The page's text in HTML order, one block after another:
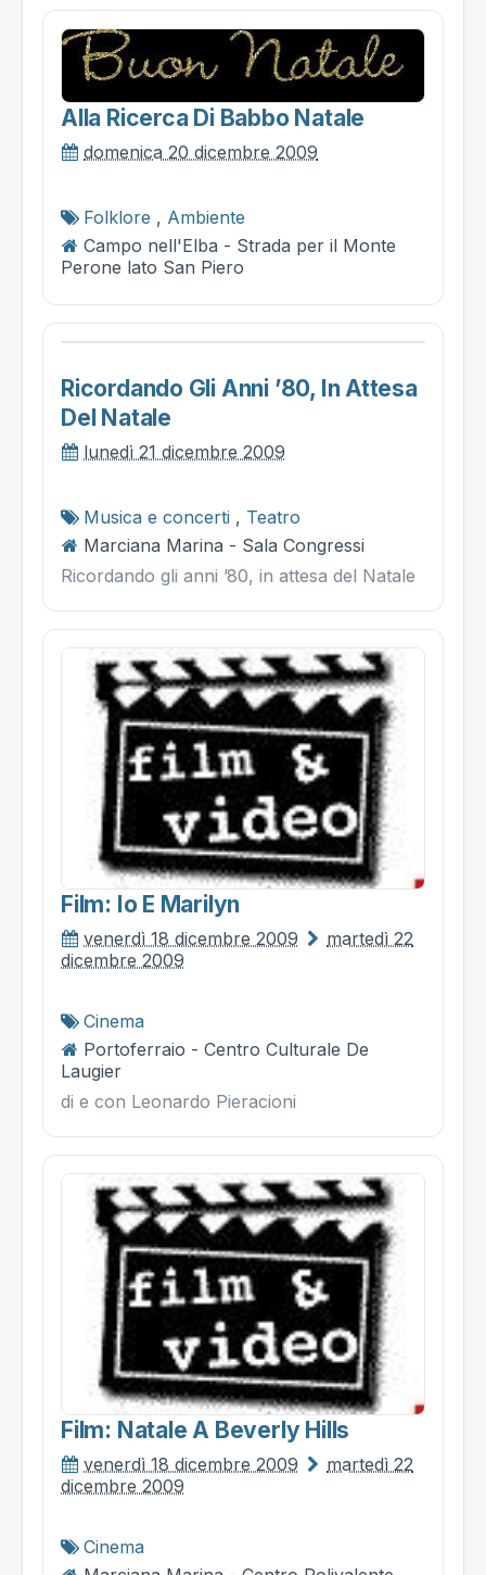
Alla Ricerca Di Babbo Natale
domenica 20 dicembre 2009
Folklore , Ambiente
Campo nell'Elba - Strada per il Monte
Perone lato San Piero
Ricordando Gli Anni ’80, In Attesa
Del Natale
lunedì 21 dicembre 2009
Musica e concerti , Teatro
Marciana Marina - Sala Congressi
Ricordando gli anni ’80, in attesa del Natale
Film: Io E Marilyn
venerdì 18 dicembre 2009
martedì 22
dicembre 2009
Cinema
Portoferraio - Centro Culturale De
Laugier
di e con Leonardo Pieracioni
Film: Natale A Beverly Hills
venerdì 18 dicembre 2009
martedì 22
dicembre 2009
Cinema